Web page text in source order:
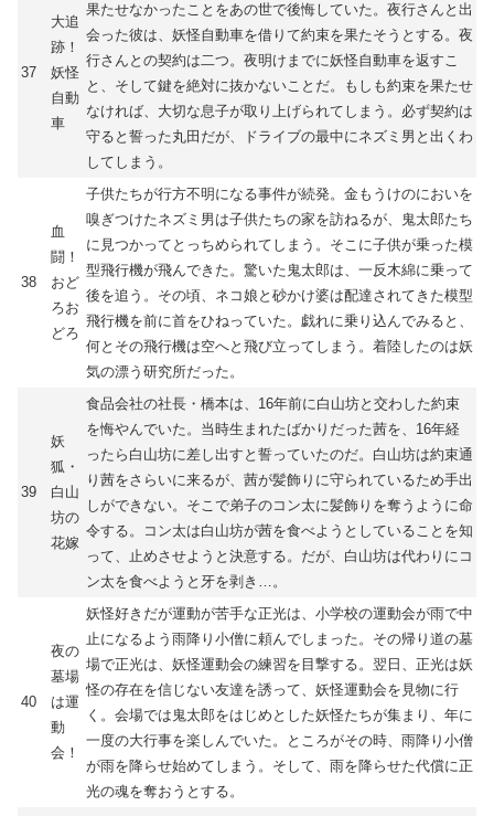
37
大追
跡！
妖怪
自動
車
果たせなかったことをあの世で後悔していた。夜行さんと出
会った彼は、妖怪自動車を借りて約束を果たそうとする。夜
行さんとの契約は二つ。夜明けまでに妖怪自動車を返すこ
と、そして鍵を絶対に抜かないことだ。もしも約束を果たせ
なければ、大切な息子が取り上げられてしまう。必ず契約は
守ると誓った丸田だが、ドライブの最中にネズミ男と出くわ
してしまう。
38
血
闘！
おど
ろお
どろ
子供たちが行方不明になる事件が続発。金もうけのにおいを
嗅ぎつけたネズミ男は子供たちの家を訪ねるが、鬼太郎たち
に見つかってとっちめられてしまう。そこに子供が乗った模
型飛行機が飛んできた。驚いた鬼太郎は、一反木綿に乗って
後を追う。その頃、ネコ娘と砂かけ婆は配達されてきた模型
飛行機を前に首をひねっていた。戯れに乗り込んでみると、
何とその飛行機は空へと飛び立ってしまう。着陸したのは妖
気の漂う研究所だった。
39
妖
狐・
白山
坊の
花嫁
食品会社の社長・橋本は、16年前に白山坊と交わした約束
を悔やんでいた。当時生まれたばかりだった茜を、16年経
ったら白山坊に差し出すと誓っていたのだ。白山坊は約束通
り茜をさらいに来るが、茜が髪飾りに守られているため手出
しができない。そこで弟子のコン太に髪飾りを奪うように命
令する。コン太は白山坊が茜を食べようとしていることを知
って、止めさせようと決意する。だが、白山坊は代わりにコ
ン太を食べようと牙を剥き…。
40
夜の
墓場
は運
動
会！
妖怪好きだが運動が苦手な正光は、小学校の運動会が雨で中
止になるよう雨降り小僧に頼んでしまった。その帰り道の墓
場で正光は、妖怪運動会の練習を目撃する。翌日、正光は妖
怪の存在を信じない友達を誘って、妖怪運動会を見物に行
く。会場では鬼太郎をはじめとした妖怪たちが集まり、年に
一度の大行事を楽しんでいた。ところがその時、雨降り小僧
が雨を降らせ始めてしまう。そして、雨を降らせた代償に正
光の魂を奪おうとする。